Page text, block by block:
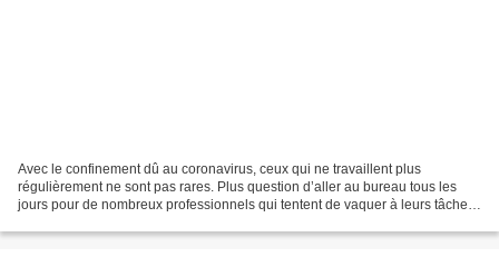
Avec le confinement dû au coronavirus, ceux qui ne travaillent plus
régulièrement ne sont pas rares. Plus question d’aller au bureau tous les
jours pour de nombreux professionnels qui tentent de vaquer à leurs tâches